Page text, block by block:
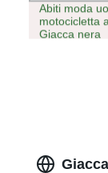
Abiti moda
motocicletta
Giacca nera